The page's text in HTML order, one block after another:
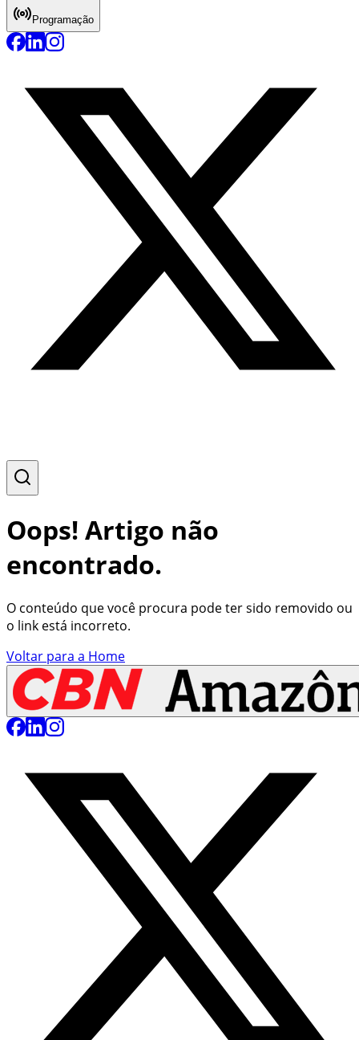
Programação
Oops! Artigo não
encontrado.
O conteúdo que você procura pode ter sido removido ou
o link está incorreto.
Voltar para a Home